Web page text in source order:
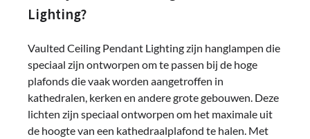
Lighting?
Vaulted Ceiling Pendant Lighting zijn hanglampen die
speciaal zijn ontworpen om te passen bij de hoge
plafonds die vaak worden aangetroffen in
kathedralen, kerken en andere grote gebouwen. Deze
lichten zijn speciaal ontworpen om het maximale uit
de hoogte van een kathedraalplafond te halen. Met